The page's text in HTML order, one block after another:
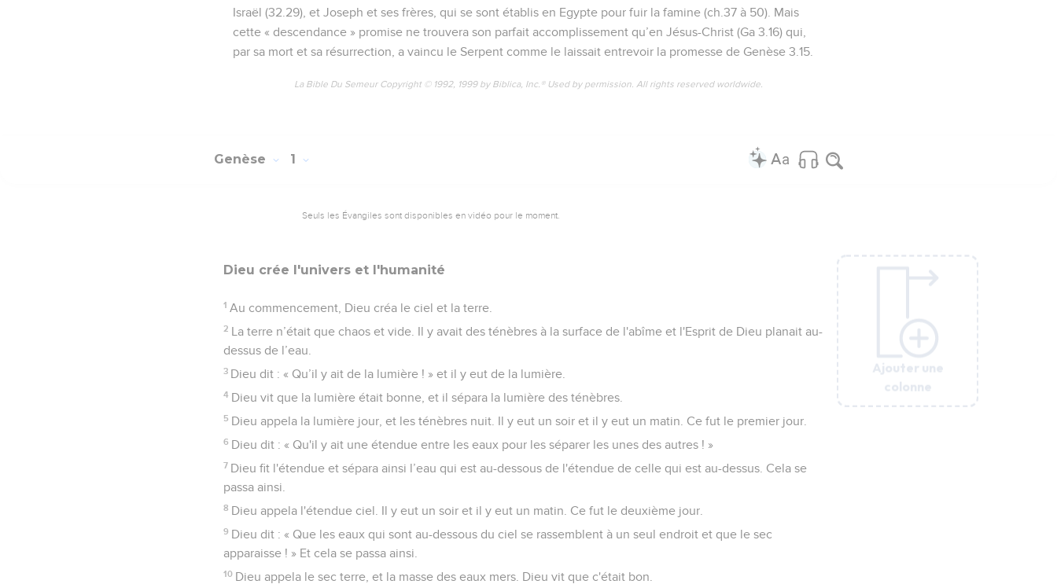
Israël (32.29), et Joseph et ses frères, qui se sont établis en Egypte pour fuir la famine (ch.37 à 50). Mais
cette « descendance » promise ne trouvera son parfait accomplissement qu’en Jésus-Christ (Ga 3.16) qui,
par sa mort et sa résurrection, a vaincu le Serpent comme le laissait entrevoir la promesse de Genèse 3.15.
La Bible Du Semeur Copyright © 1992, 1999 by Biblica, Inc.® Used by permission. All rights reserved worldwide.
Genèse 1
Seuls les Évangiles sont disponibles en vidéo pour le moment.
Dieu crée l'univers et l'humanité
1 Au commencement, Dieu créa le ciel et la terre.
2 La terre n’était que chaos et vide. Il y avait des ténèbres à la surface de l'abîme et l'Esprit de Dieu planait au-
dessus de l’eau.
3 Dieu dit : « Qu’il y ait de la lumière ! » et il y eut de la lumière.
4 Dieu vit que la lumière était bonne, et il sépara la lumière des ténèbres.
5 Dieu appela la lumière jour, et les ténèbres nuit. Il y eut un soir et il y eut un matin. Ce fut le premier jour.
6 Dieu dit : « Qu'il y ait une étendue entre les eaux pour les séparer les unes des autres ! »
7 Dieu fit l'étendue et sépara ainsi l’eau qui est au-dessous de l'étendue de celle qui est au-dessus. Cela se
passa ainsi.
8 Dieu appela l'étendue ciel. Il y eut un soir et il y eut un matin. Ce fut le deuxième jour.
9 Dieu dit : « Que les eaux qui sont au-dessous du ciel se rassemblent à un seul endroit et que le sec
apparaisse ! » Et cela se passa ainsi.
10 Dieu appela le sec terre, et la masse des eaux mers. Dieu vit que c'était bon.
Ajouter une
colonne
Ajouter une
colonne
Ajouter une
colonne